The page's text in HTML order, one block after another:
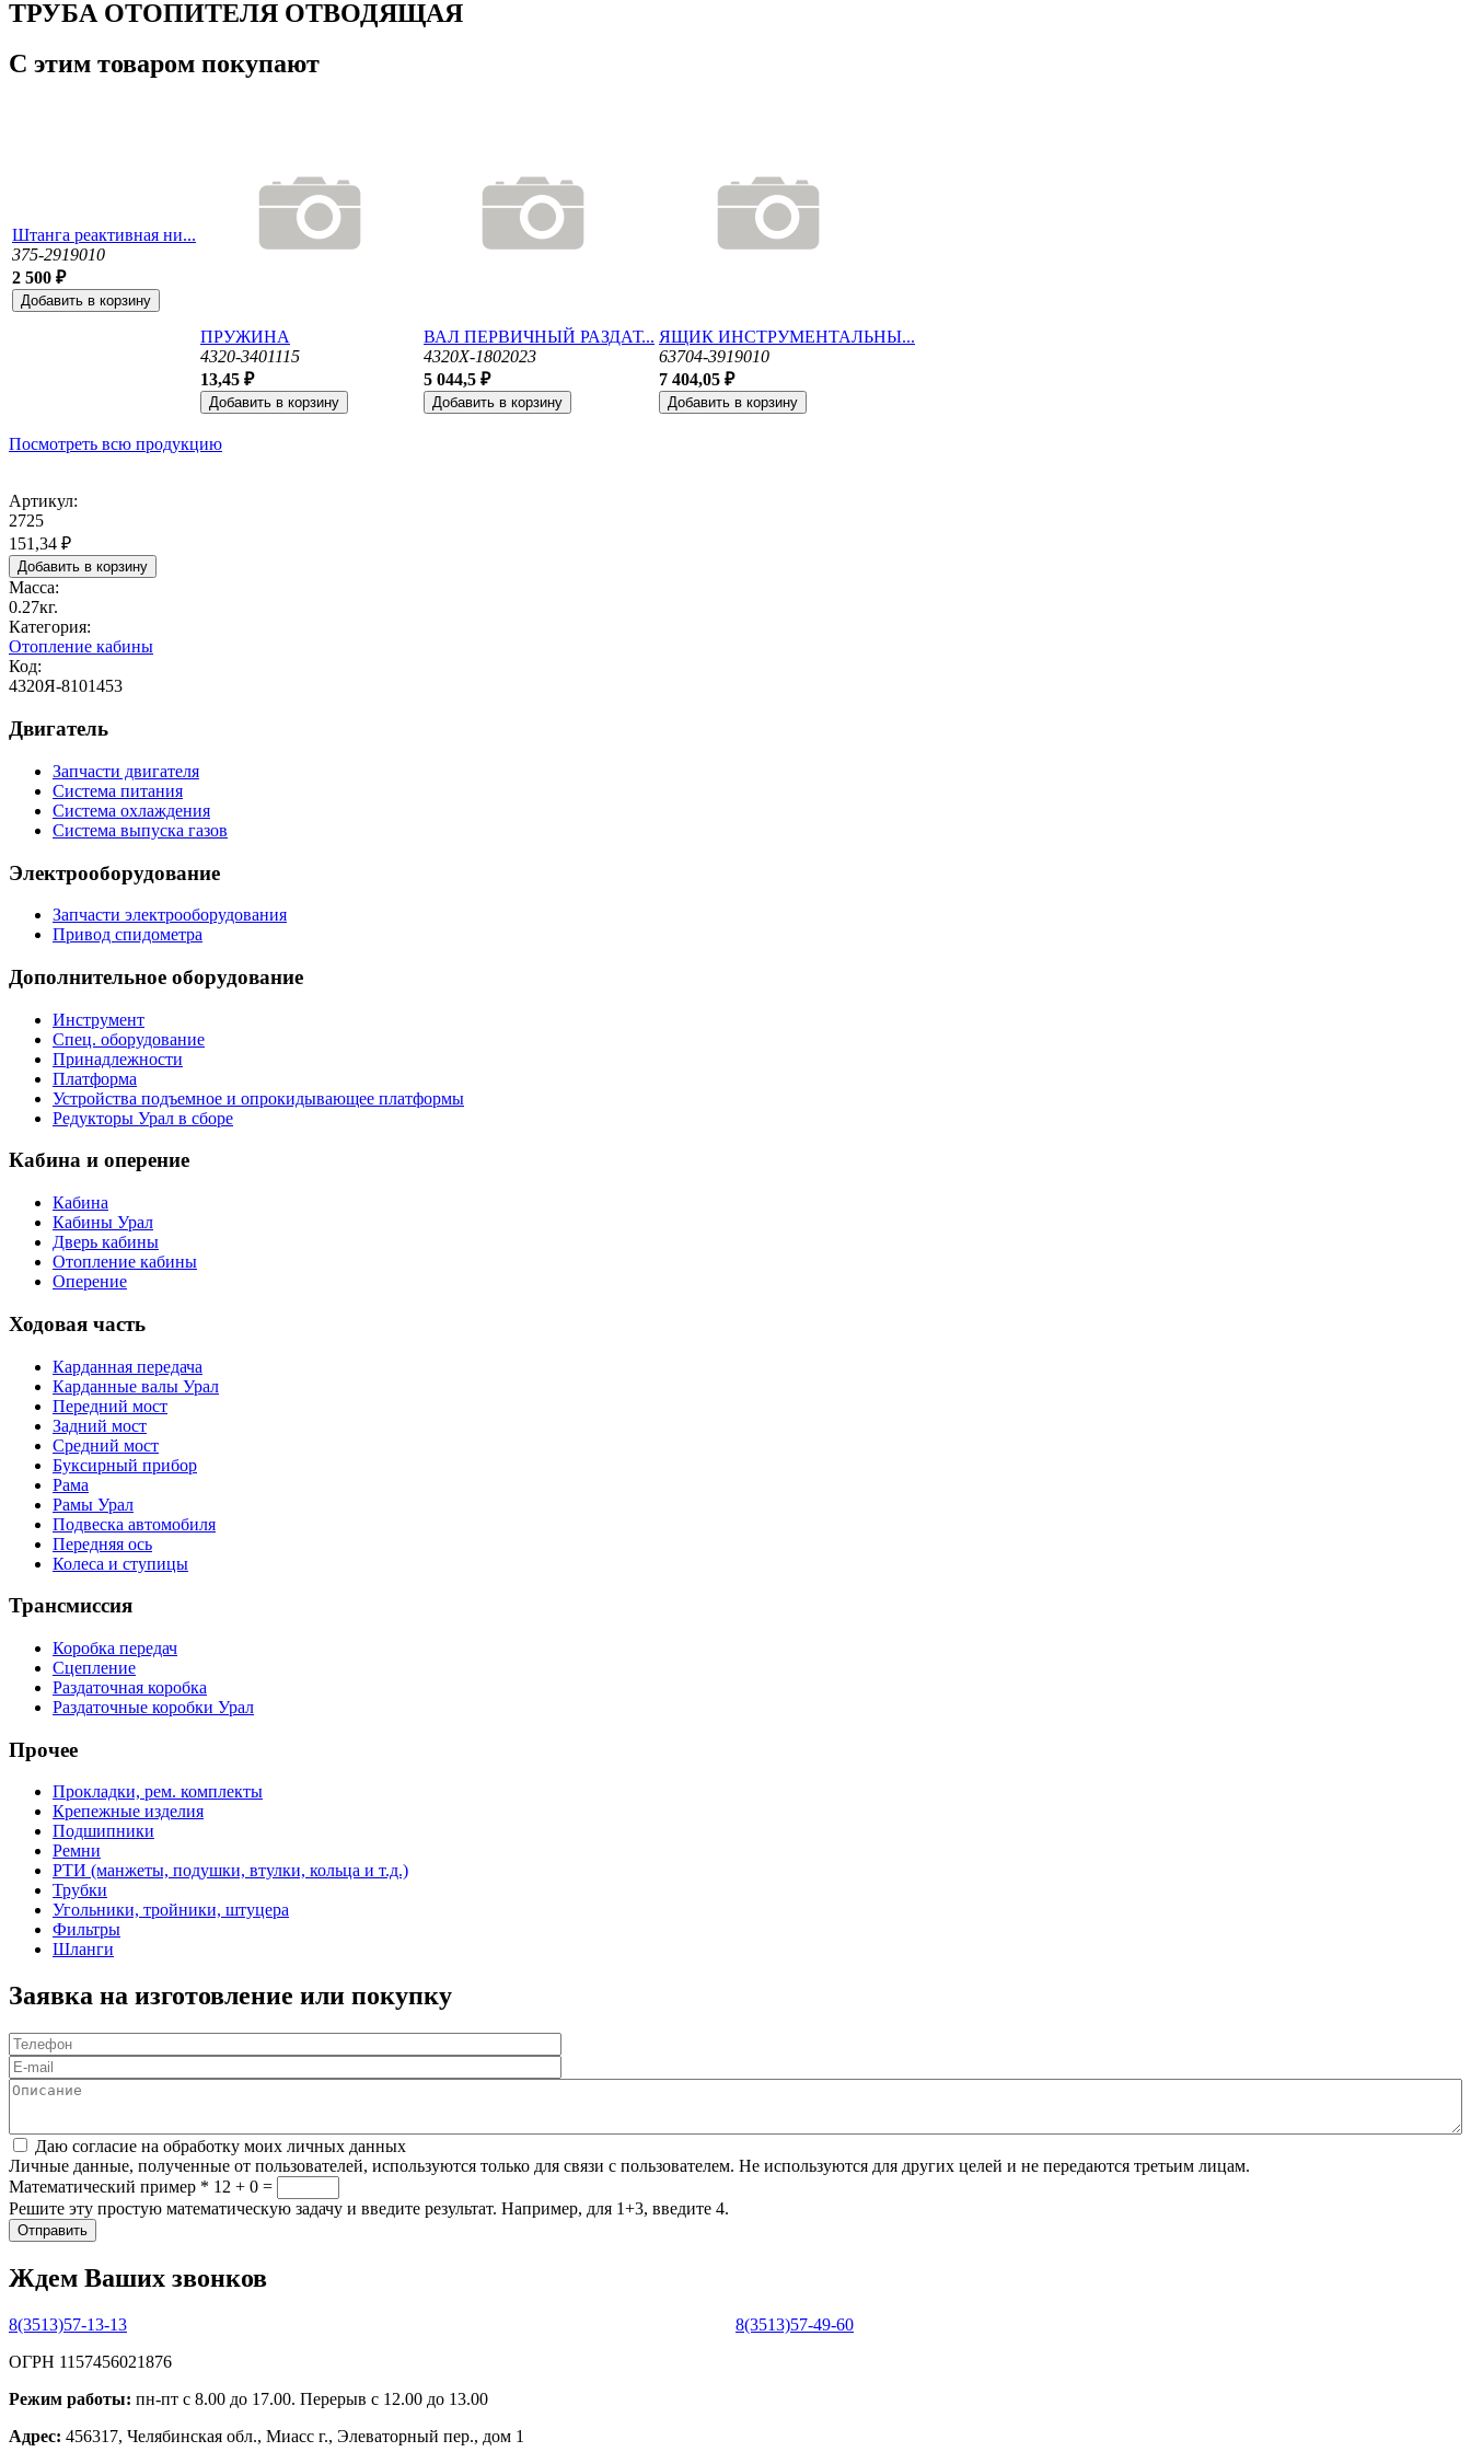
ТРУБА ОТОПИТЕЛЯ ОТВОДЯЩАЯ
С этим товаром покупают
Штанга реактивная ни...
375-2919010
2 500 ₽
ПРУЖИНА
4320-3401115
13,45 ₽
ВАЛ ПЕРВИЧНЫЙ РАЗДАТ...
4320Х-1802023
5 044,5 ₽
ЯЩИК ИНСТРУМЕНТАЛЬНЫ...
63704-3919010
7 404,05 ₽
Посмотреть всю продукцию
Артикул:
2725
151,34 ₽
Масса:
0.27кг.
Категория:
Отопление кабины
Код:
4320Я-8101453
Двигатель
Запчасти двигателя
Система питания
Система охлаждения
Система выпуска газов
Электрооборудование
Запчасти электрооборудования
Привод спидометра
Дополнительное оборудование
Инструмент
Спец. оборудование
Принадлежности
Платформа
Устройства подъемное и опрокидывающее платформы
Редукторы Урал в сборе
Кабина и оперение
Кабина
Кабины Урал
Дверь кабины
Отопление кабины
Оперение
Ходовая часть
Карданная передача
Карданные валы Урал
Передний мост
Задний мост
Средний мост
Буксирный прибор
Рама
Рамы Урал
Подвеска автомобиля
Передняя ось
Колеса и ступицы
Трансмиссия
Коробка передач
Сцепление
Раздаточная коробка
Раздаточные коробки Урал
Прочее
Прокладки, рем. комплекты
Крепежные изделия
Подшипники
Ремни
РТИ (манжеты, подушки, втулки, кольца и т.д.)
Трубки
Угольники, тройники, штуцера
Фильтры
Шланги
Заявка на изготовление или покупку
Телефон
E-mail
Описание
Соглашение*
Даю согласие на обработку моих личных данных
Личные данные, полученные от пользователей, используются только для связи с пользователем. Не используются для других целей и не передаются третьим лицам.
Математический пример * 12 + 0 =
Решите эту простую математическую задачу и введите результат. Например, для 1+3, введите 4.
Ждем Ваших звонков
8(3513)57-13-13
8(3513)57-49-60
ОГРН 1157456021876
Режим работы: пн-пт с 8.00 до 17.00. Перерыв с 12.00 до 13.00
Адрес: 456317, Челябинская обл., Миасс г., Элеваторный пер., дом 1